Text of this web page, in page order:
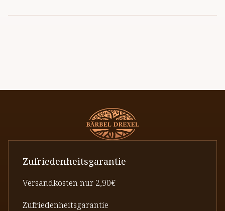
Zufriedenheitsgarantie
Versandkosten nur 2,90€
Zufriedenheitsgarantie